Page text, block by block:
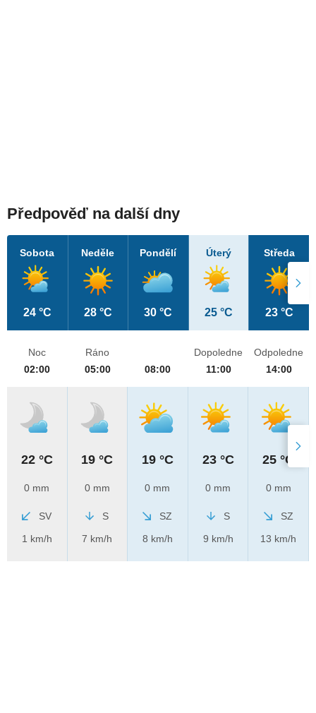
Předpověď na další dny
Sobota
24 °C
Neděle
28 °C
Pondělí
30 °C
Úterý
25 °C
Středa
23 °C
Noc
02:00
22 °C
0 mm
SV
1 km/h
Ráno
05:00
19 °C
0 mm
S
7 km/h
08:00
19 °C
0 mm
SZ
8 km/h
Dopoledne
11:00
23 °C
0 mm
S
9 km/h
Odpoledne
14:00
25 °C
0 mm
SZ
13 km/h